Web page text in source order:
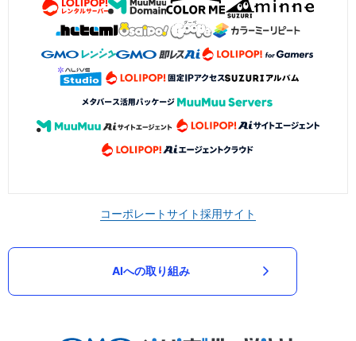
コーポレートサイト採用サイト
AIへの取り組み